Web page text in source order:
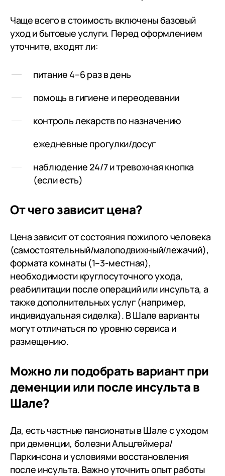
проживания в самых сложных
ситуациях по здоровью
Чаще всего в стоимость включены базовый
уход и бытовые услуги. Перед оформлением
уточните, входят ли:
питание 4–6 раз в день
помощь в гигиене и переодевании
контроль лекарств по назначению
ежедневные прогулки/досуг
наблюдение 24/7 и тревожная кнопка
(если есть)
От чего зависит цена?
Цена зависит от состояния пожилого человека
(самостоятельный/малоподвижный/лежачий),
формата комнаты (1–3-местная),
необходимости круглосуточного ухода,
реабилитации после операций или инсульта, а
также дополнительных услуг (например,
индивидуальная сиделка). В Шале варианты
могут отличаться по уровню сервиса и
размещению.
Можно ли подобрать вариант при
деменции или после инсульта в
Шале?
Да, есть частные пансионаты в Шале с уходом
при деменции, болезни Альцгеймера/
Паркинсона и условиями восстановления
после инсульта. Важно уточнить опыт работы